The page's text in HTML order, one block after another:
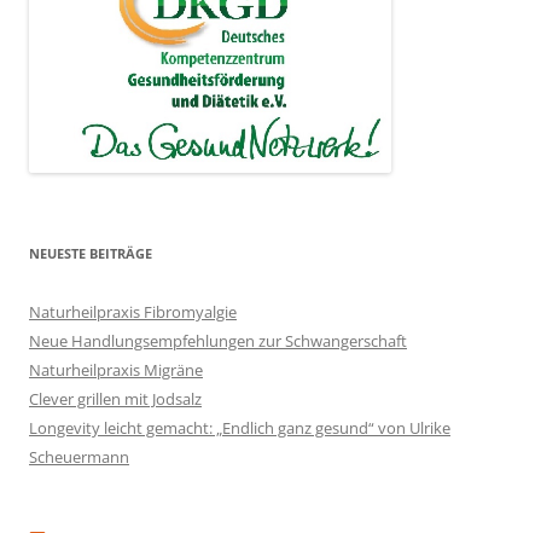
NEUESTE BEITRÄGE
Naturheilpraxis Fibromyalgie
Neue Handlungsempfehlungen zur Schwangerschaft
Naturheilpraxis Migräne
Clever grillen mit Jodsalz
Longevity leicht gemacht: „Endlich ganz gesund“ von Ulrike
Scheuermann